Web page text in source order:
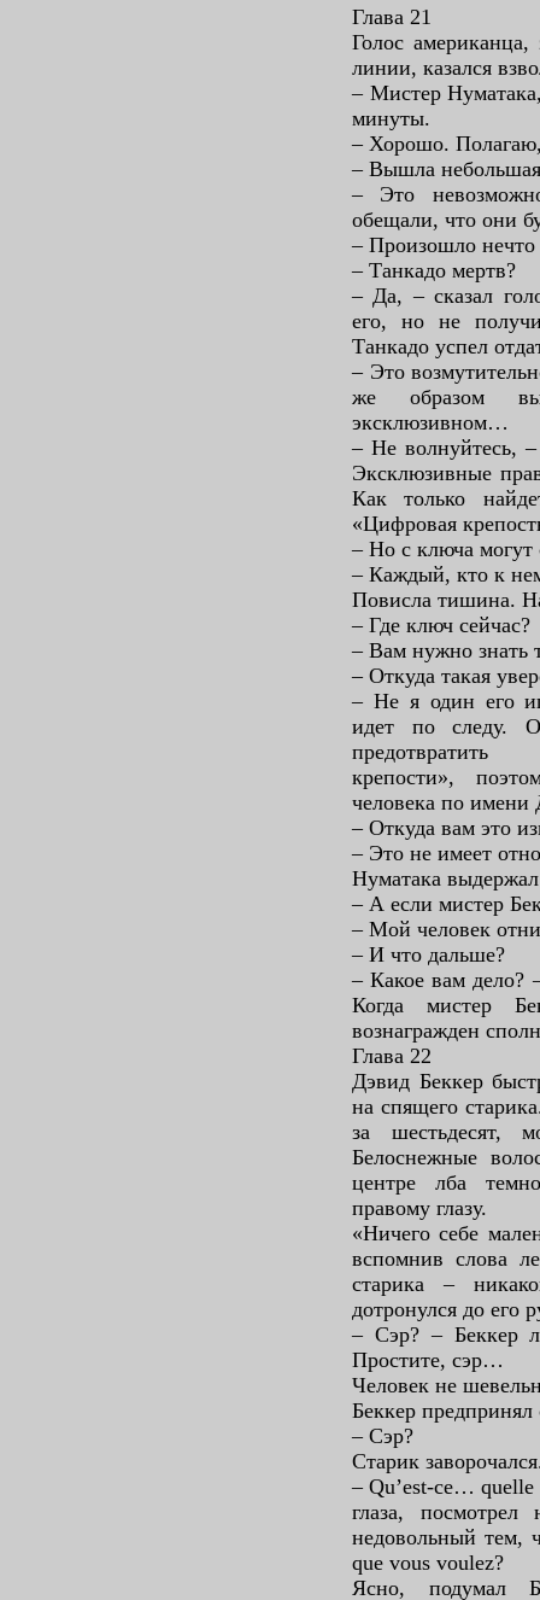
Глава 21
Голос
линии, казался
– Мистер
минуты.
– Хорошо.
– Вышла небольшая
– Это
обещали, что они
– Произошло нечто
– Танкадо мертв?
– Да, – сказал
его, но не
Танкадо успел
– Это
же образом
эксклюзивном…
– Не волнуйтесь,
Эксклюзивные
Как только
«Цифровая
– Но с ключа могут
– Каждый, кто к
Повисла тишина.
– Где ключ сейчас?
– Вам нужно знать
– Откуда такая
– Не я один его
идет по следу.
предотвратить
крепости»,
человека по имени
– Откуда вам это
– Это не имеет
Нуматака выдержал
– А если мистер
– Мой человек
– И что дальше?
– Какое вам дело?
Когда мистер
вознагражден
Глава 22
Дэвид Беккер
на спящего
за шестьдесят,
Белоснежные
центре лба
правому глазу.
«Ничего себе
вспомнив слова
старика –
дотронулся до его
– Сэр? – Беккер
Простите, сэр…
Человек не
Беккер
– Сэр?
Старик
– Qu’est-ce…
глаза,
недовольный тем,
que vous voulez?
Ясно, подумал